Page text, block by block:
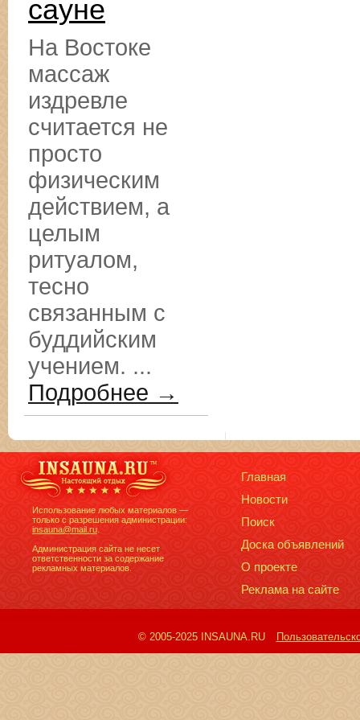
сауне
На Востоке
массаж
издревле
считается не
просто
физическим
действием, а
целым
ритуалом,
тесно
связанным с
буддийским
учением. ...
Подробнее →
Использование любых материалов —
только с разрешения администрации:
insauna@mail.ru
Администрация сайта не несет
ответственности за содержание
рекламных материалов.
Главная
Новости
Поиск
Доска объявлений
О проекте
Реклама на сайте
© 2005-2025 INSAUNA.RU